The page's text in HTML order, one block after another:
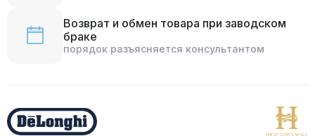
Возврат и обмен товара при заводском
браке
порядок разъясняется консультантом